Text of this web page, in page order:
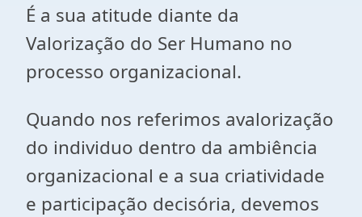
É a sua atitude diante da
Valorização do Ser Humano no
processo organizacional.
Quando nos referimos avalorização
do individuo dentro da ambiência
organizacional e a sua criatividade
e participação decisória, devemos